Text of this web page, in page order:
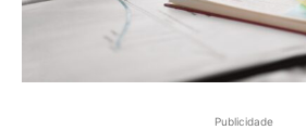
Publicidade